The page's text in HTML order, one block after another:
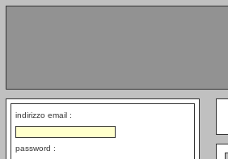
indirizzo email :
password :